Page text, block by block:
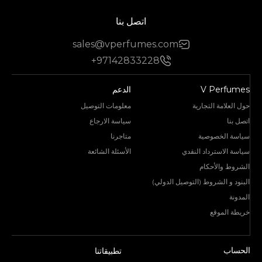
اتصل بنا
sales@vperfumes.com
+97142833228
V Perfumes
حول العلامة التجارية
اتصل بنا
سياسة الخصوصية
سياسة الاسترداد النقدي
الشروط والأحكام
البنود و الشروط (التوصيل الدولي)
المدونة
خريطة الموقع
الدعم
معلومات التوصيل
سياسة الارجاع
متاجرنا
الأسئلة الشائعة
الحساب تطبيقاتنا